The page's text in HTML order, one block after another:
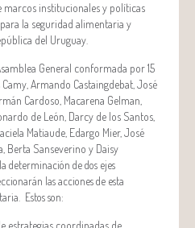
institucionales y políticas
la seguridad alimentaria y
del Uruguay.
General conformada por 15
Armando Castaingdebat, José
Cardoso, Macarena Gelman,
de León, Darcy de los Santos,
Matiaude, Edargo Mier, José
Berta Sanseverino y Daisy
determinación de dos ejes
las acciones de esta
Estos son: